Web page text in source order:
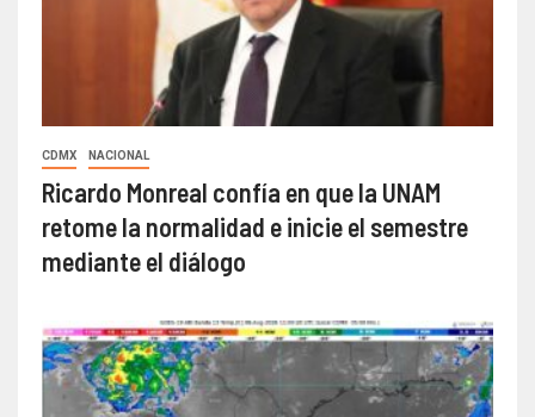
CDMX NACIONAL
Ricardo Monreal confía en que la UNAM
retome la normalidad e inicie el semestre
mediante el diálogo